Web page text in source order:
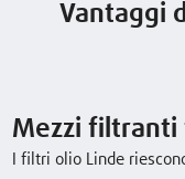
Vantaggi
Mezzi filtranti
I filtri olio Linde